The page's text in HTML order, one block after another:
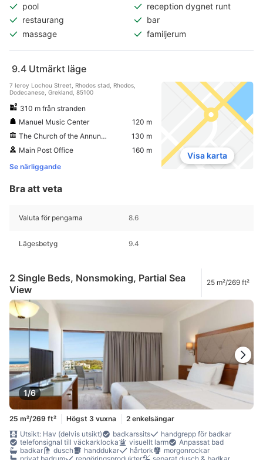
pool
reception dygnet runt
restaurang
bar
massage
familjerum
9.4 Utmärkt läge
7 Ieroy Lochou Street, Rhodos stad, Rhodos,
Dodecanese, Grekland, 85100
310 m från stranden
Manuel Music Center
120 m
The Church of the Annunciation
130 m
Main Post Office
160 m
Se närliggande
Visa karta
Bra att veta
Valuta för pengarna 8.6
Lägesbetyg 9.4
2 Single Beds, Nonsmoking, Partial Sea
View
25 m²/269 ft²
1/6
25 m²/269 ft² Högst 3 vuxna
2 enkelsängar
Utsikt: Hav (delvis utsikt)
badkarssits
handgrepp för badkar
telefonsignal till väckarklocka
visuellt larm
Anpassat bad
badkar
dusch handdukar hårtork
morgonrockar